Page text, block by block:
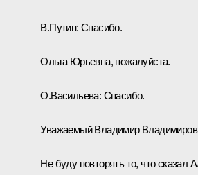
В.Путин: Спасибо.
Ольга Юрьевна, пожалуйста.
О.Васильева: Спасибо.
Уважаемый Владимир
Не буду повторять то, что сказал